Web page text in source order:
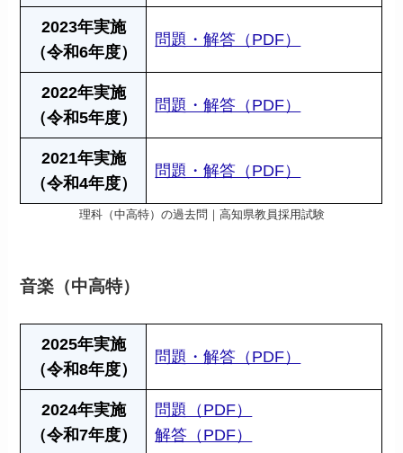
2023年実施
（令和6年度）
問題・解答（PDF）
2022年実施
（令和5年度）
問題・解答（PDF）
2021年実施
（令和4年度）
問題・解答（PDF）
理科（中高特）の過去問｜高知県教員採用試験
音楽（中高特）
2025年実施
（令和8年度）
問題・解答（PDF）
2024年実施
（令和7年度）
問題（PDF）
解答（PDF）